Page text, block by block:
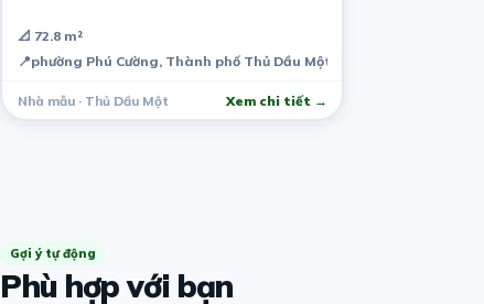
📐 72.8 m²
📍phường Phú Cường, Thành phố Thủ Dầu Một, Bình Dương, Việt Nam
Nhà mẫu · Thủ Dầu Một Xem chi tiết →
Gợi ý tự động
Phù hợp với bạn